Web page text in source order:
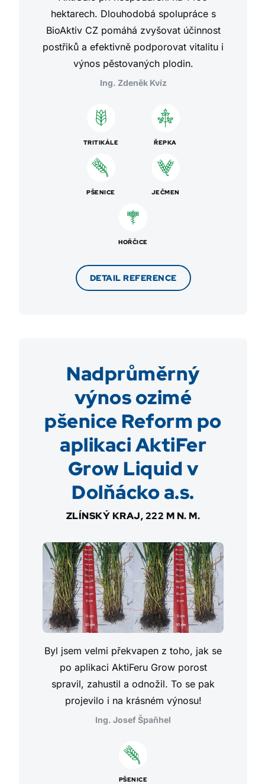
hektarech. Dlouhodobá spolupráce s
BioAktiv CZ pomáhá zvyšovat účinnost
postřiků a efektivně podporovat vitalitu i
výnos pěstovaných plodin.
Ing. Zdeněk Kvíz
TRITIKÁLE ŘEPKA
PŠENICE JEČMEN
HOŘČICE
DETAIL REFERENCE
Nadprůměrný
výnos ozimé
pšenice Reform po
aplikaci AktiFer
Grow Liquid v
Dolňácko a.s.
ZLÍNSKÝ KRAJ, 222 M N. M.
Byl jsem velmi překvapen z toho, jak se
po aplikaci AktiFeru Grow porost
spravil, zahustil a odnožil. To se pak
projevilo i na krásném výnosu!
Ing. Josef Špaňhel
PŠENICE